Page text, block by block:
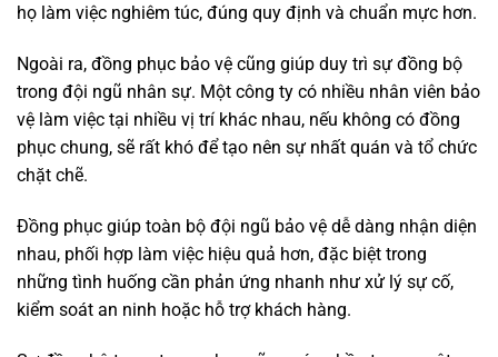
họ làm việc nghiêm túc, đúng quy định và chuẩn mực hơn.
Ngoài ra, đồng phục bảo vệ cũng giúp duy trì sự đồng bộ
trong đội ngũ nhân sự. Một công ty có nhiều nhân viên bảo
vệ làm việc tại nhiều vị trí khác nhau, nếu không có đồng
phục chung, sẽ rất khó để tạo nên sự nhất quán và tổ chức
chặt chẽ.
Đồng phục giúp toàn bộ đội ngũ bảo vệ dễ dàng nhận diện
nhau, phối hợp làm việc hiệu quả hơn, đặc biệt trong
những tình huống cần phản ứng nhanh như xử lý sự cố,
kiểm soát an ninh hoặc hỗ trợ khách hàng.